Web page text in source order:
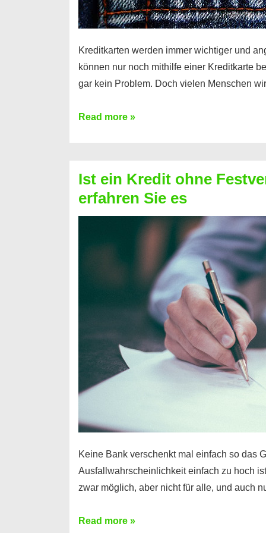
Kreditkarten werden immer wichtiger und
können nur noch mithilfe einer Kreditkarte
gar kein Problem. Doch vielen Menschen
Kreditkarte
Prepaid
ist
nicht
Read more »
Ist ein Kredit ohne
erfahren Sie es
Keine Bank verschenkt mal einfach so das
Ausfallwahrscheinlichkeit einfach zu hoch
zwar möglich, aber nicht für alle, und auch
Ist
Read more »